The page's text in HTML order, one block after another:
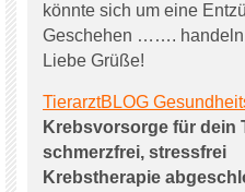
könnte sich um eine
Geschehen …….
Liebe Grüße!
TierarztBLOG
Krebsvorsorge für dein
schmerzfrei, stressfrei
Krebstherapie